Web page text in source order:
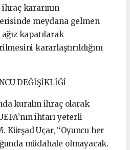
kararının
meydana gelmen
kapatılarak
kararlaştırıldığını
DEĞİŞİKLİĞİ
kuralın ihraç olarak
ihtarı yeterli
Kürşad Uçar, “Oyuncu her
müdahale olmayacak.